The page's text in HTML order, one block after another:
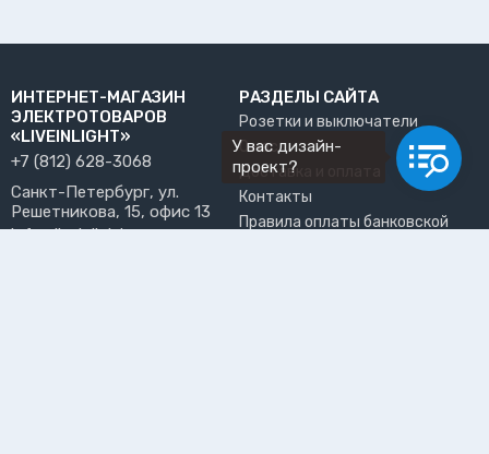
ИНТЕРНЕТ-МАГАЗИН
ЭЛЕКТРОТОВАРОВ
«LIVEINLIGHT»
+7 (812) 628-3068
Санкт-Петербург, ул.
Решетникова, 15, офис 13
info@liveinlight.ru
РАЗДЕЛЫ САЙТА
Розетки и выключатели
О нас
Доставка и оплата
Контакты
Правила оплаты банковской
У вас дизайн-
проект?